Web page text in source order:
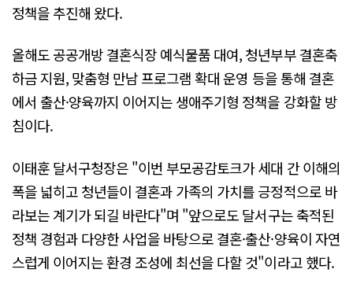
정책을 추진해 왔다.
올해도 공공개방 결혼식장 예식물품 대여, 청년부부 결혼축
하금 지원, 맞춤형 만남 프로그램 확대 운영 등을 통해 결혼
에서 출산·양육까지 이어지는 생애주기형 정책을 강화할 방
침이다.
이태훈 달서구청장은 "이번 부모공감토크가 세대 간 이해의
폭을 넓히고 청년들이 결혼과 가족의 가치를 긍정적으로 바
라보는 계기가 되길 바란다"며 "앞으로도 달서구는 축적된
정책 경험과 다양한 사업을 바탕으로 결혼·출산·양육이 자연
스럽게 이어지는 환경 조성에 최선을 다할 것"이라고 했다.